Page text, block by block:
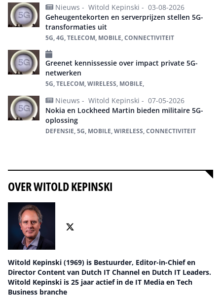
Nieuws - Witold Kepinski - 03-08-2026
Geheugentekorten en serverprijzen stellen 5G-
transformaties uit
5G, 4G, TELECOM, MOBILE, CONNECTIVITEIT
Greenet kennissessie over impact private 5G-
netwerken
5G, TELECOM, WIRELESS, MOBILE,
Nieuws - Witold Kepinski - 07-05-2026
Nokia en Lockheed Martin bieden militaire 5G-
oplossing
DEFENSIE, 5G, MOBILE, WIRELESS, CONNECTIVITEIT
OVER WITOLD KEPINSKI
Witold Kepinski (1969) is Bestuurder, Editor-in-Chief en
Director Content van Dutch IT Channel en Dutch IT Leaders.
Witold Kepinski is 25 jaar actief in de IT Media en Tech
Business branche